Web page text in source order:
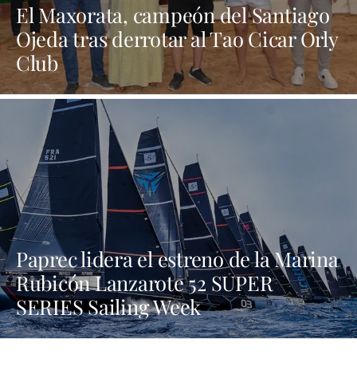
El Maxorata, campeón del Santiago
Ojeda tras derrotar al Tao Cicar Orly
Club
Paprec lidera el estreno de la Marina
Rubicón Lanzarote 52 SUPER
SERIES Sailing Week